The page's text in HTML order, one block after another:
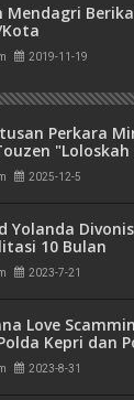
Mendagri
2019-11-19
Perkara
atau Mati"
2025-12-5
Yolanda
10 Bulan
2023-7-21
Love
Kepri dan
2023-8-31